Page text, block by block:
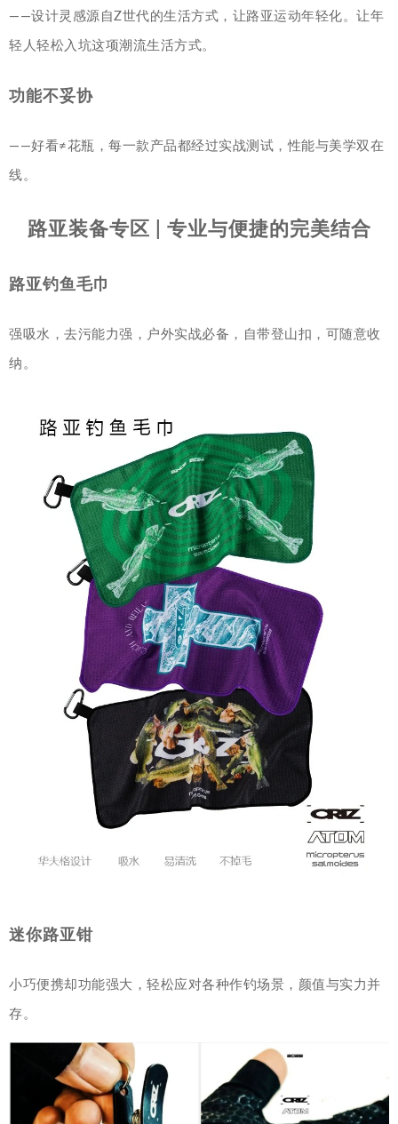
——设计灵感源自Z世代的生活方式，让路亚运动年轻化。让年
轻人轻松入坑这项潮流生活方式。
功能不妥协
——好看≠花瓶，每一款产品都经过实战测试，性能与美学双在
线。
路亚装备专区 | 专业与便捷的完美结合
路亚钓鱼毛巾
强吸水，去污能力强，户外实战必备，自带登山扣，可随意收
纳。
迷你路亚钳
小巧便携却功能强大，轻松应对各种作钓场景，颜值与实力并
存。